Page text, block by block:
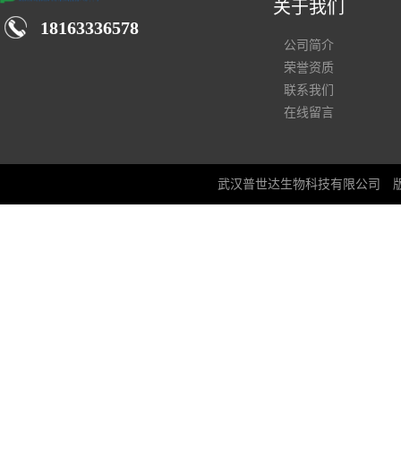
18163336578
关于我们
公司简介
荣誉资质
联系我们
在线留言
武汉普世达生物科技有限公司